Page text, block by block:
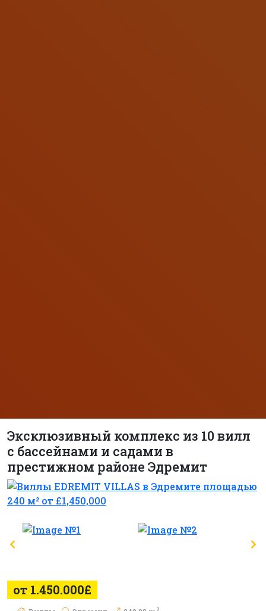
Эксклюзивный комплекс из 10 вилл
с бассейнами и садами в
престижном районе Эдремит
от 1.450.000£
2